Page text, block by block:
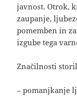
javnost. Otrok,
zaupanje,
pomemben in
izgube tega
Značilnosti
– pomanjkanje